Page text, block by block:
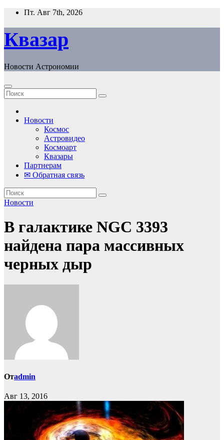
Перейти
содержанию
Пт. Авг 7th, 2026
Квазар
Новости Астрономии
Новости
Космос
Астровидео
Космоарт
Квазары
Партнерам
✉ Обратная связь
Новости
В галактике NGC 3393
найдена пара массивных
черных дыр
Отadmin
Авг 13, 2016